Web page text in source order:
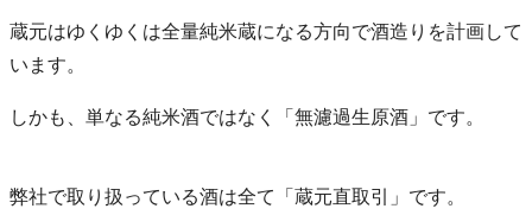
蔵元はゆくゆくは全量純米蔵になる方向で酒造りを計画して
います。
しかも、単なる純米酒ではなく「無濾過生原酒」です。
弊社で取り扱っている酒は全て「蔵元直取引」です。